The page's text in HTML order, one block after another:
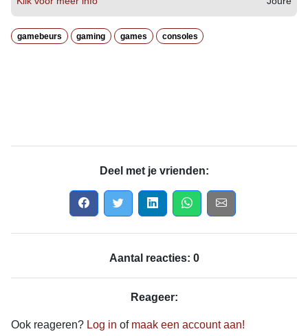
gamebeurs gaming games consoles
Deel met je vrienden:
Aantal reacties: 0
Reageer:
Ook reageren? Log in of maak een account aan!